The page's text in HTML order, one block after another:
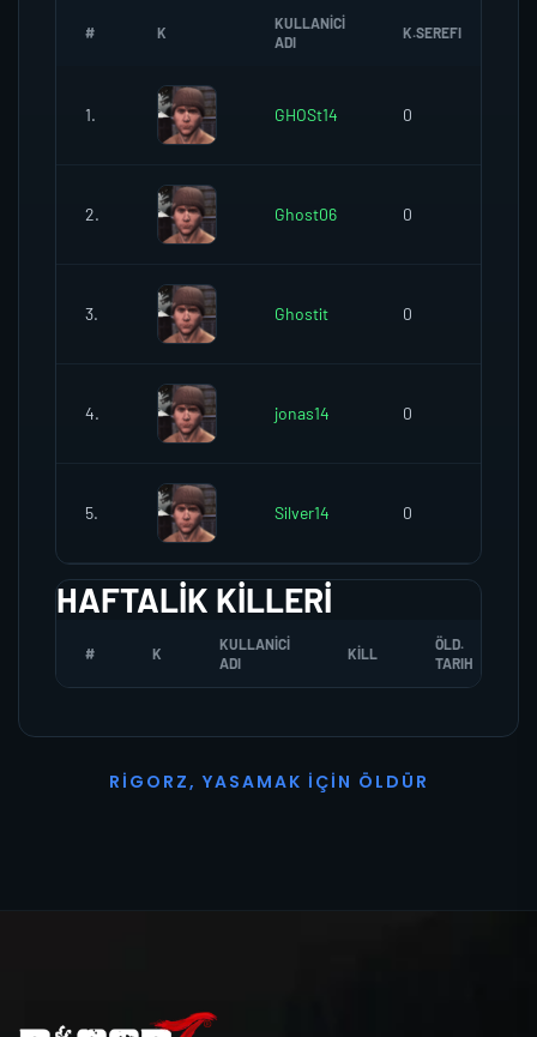
# K
KULLANICI
ADI
K.SEREFI
1. GHOSt14 0
2. Ghost06 0
3. Ghostit 0
4. jonas14 0
5. Silver14 0
HAFTALIK KILLERI
# K
KULLANICI
ADI
KILL
ÖLD.
TARIH
R I G O R Z, YASAMAK İ ÇI N Ö L D Ü R